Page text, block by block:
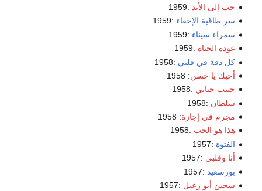
حب إلى الأبد :1959
سر طاقية الإخفاء:1959
سمراء سيناء:1959
عودة الحياة:1959
كل دقة في قلبي:1958
أحبك يا حسن: 1958
حبيب حياتي:1958
سلطان:1958
مجرم في إجازة: 1958
هذا هو الحب:1958
الفتوة:1957
أنا وقلبي:1957
بورسعيد:1957
سجين أبو زعبل :1957